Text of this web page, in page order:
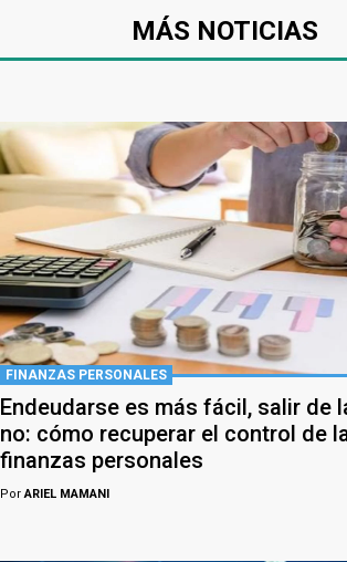
MÁS NOTICIAS
FINANZAS PERSONALES
Endeudarse es más fácil, salir de
no: cómo recuperar el control de
finanzas personales
PorARIEL MAMANI